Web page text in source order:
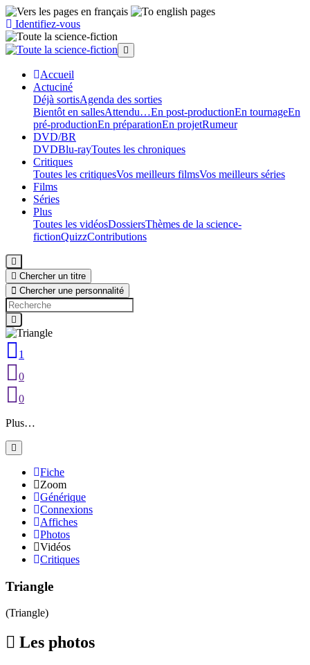
Identifiez-vous
Accueil
Actuciné
Déjà sortisAgenda des sorties
Bientôt en sallesAttendu…En post-productionEn tournageEn
pré-productionEn préparationEn projetRumeur
DVD/BR
DVDBlu-rayToutes les chroniques
Critiques
Toutes les critiquesVos meilleurs filmsVos meilleurs séries
Films
Séries
Plus
Toutes les vidéosDossiersThèmes de la science-
fictionQuizzContributions
Chercher un titre
Chercher une personnalité
1
0
0
Plus…
Fiche
Zoom
Générique
Connexions
Affiches
Photos
Vidéos
Critiques
Triangle
(Triangle)
Les photos